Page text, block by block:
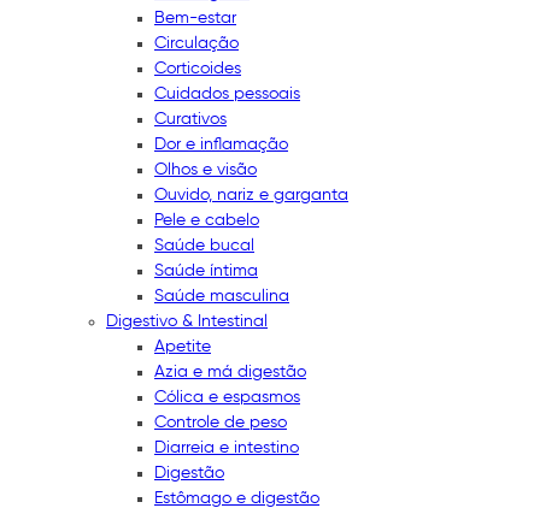
Bem-estar
Circulação
Corticoides
Cuidados pessoais
Curativos
Dor e inflamação
Olhos e visão
Ouvido, nariz e garganta
Pele e cabelo
Saúde bucal
Saúde íntima
Saúde masculina
Digestivo & Intestinal
Apetite
Azia e má digestão
Cólica e espasmos
Controle de peso
Diarreia e intestino
Digestão
Estômago e digestão